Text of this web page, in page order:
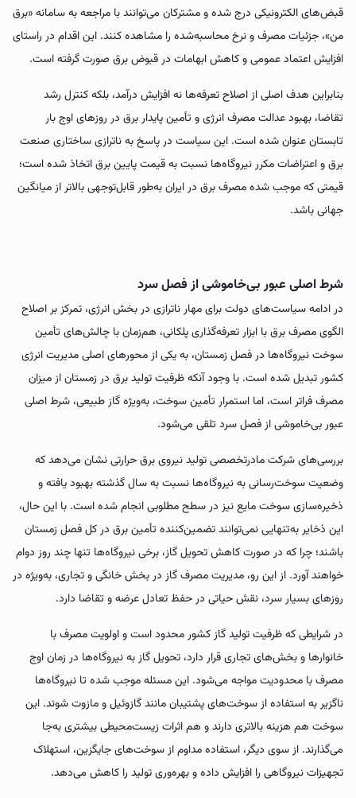
قبض‌های الکترونیکی درج شده و مشترکان می‌توانند با مراجعه به سامانه «برق
من»، جزئیات مصرف و نرخ محاسبه‌شده را مشاهده کنند. این اقدام در راستای
افزایش اعتماد عمومی و کاهش ابهامات در قبوض برق صورت گرفته است.
بنابراین هدف اصلی از اصلاح تعرفه‌ها نه افزایش درآمد، بلکه کنترل رشد
تقاضا، بهبود عدالت مصرف انرژی و تأمین پایدار برق در روزهای اوج بار
تابستان عنوان شده است. این سیاست در پاسخ به ناترازی ساختاری صنعت
برق و اعتراضات مکرر نیروگاه‌ها نسبت به قیمت پایین برق اتخاذ شده است؛
قیمتی که موجب شده مصرف برق در ایران به‌طور قابل‌توجهی بالاتر از میانگین
جهانی باشد.
شرط اصلی عبور بی‌خاموشی از فصل سرد
در ادامه سیاست‌های دولت برای مهار ناترازی در بخش انرژی، تمرکز بر اصلاح
الگوی مصرف برق با ابزار تعرفه‌گذاری پلکانی، هم‌زمان با چالش‌های تأمین
سوخت نیروگاه‌ها در فصل زمستان، به یکی از محورهای اصلی مدیریت انرژی
کشور تبدیل شده است. با وجود آنکه ظرفیت تولید برق در زمستان از میزان
مصرف فراتر است، اما استمرار تأمین سوخت، به‌ویژه گاز طبیعی، شرط اصلی
عبور بی‌خاموشی از فصل سرد تلقی می‌شود.
بررسی‌های شرکت مادرتخصصی تولید نیروی برق حرارتی نشان می‌دهد که
وضعیت سوخت‌رسانی به نیروگاه‌ها نسبت به سال گذشته بهبود یافته و
ذخیره‌سازی سوخت مایع نیز در سطح مطلوبی انجام شده است. با این حال،
این ذخایر به‌تنهایی نمی‌توانند تضمین‌کننده تأمین برق در کل فصل زمستان
باشند؛ چرا که در صورت کاهش تحویل گاز، برخی نیروگاه‌ها تنها چند روز دوام
خواهند آورد. از این رو، مدیریت مصرف گاز در بخش خانگی و تجاری، به‌ویژه در
روزهای بسیار سرد، نقش حیاتی در حفظ تعادل عرضه و تقاضا دارد.
در شرایطی که ظرفیت تولید گاز کشور محدود است و اولویت مصرف با
خانوارها و بخش‌های تجاری قرار دارد، تحویل گاز به نیروگاه‌ها در زمان اوج
مصرف با محدودیت مواجه می‌شود. این مسئله موجب شده تا نیروگاه‌ها
ناگزیر به استفاده از سوخت‌های پشتیبان مانند گازوئیل و مازوت شوند. این
سوخت هم هزینه بالاتری دارند و هم اثرات زیست‌محیطی بیشتری به‌جا
می‌گذارند. از سوی دیگر، استفاده مداوم از سوخت‌های جایگزین، استهلاک
تجهیزات نیروگاهی را افزایش داده و بهره‌وری تولید را کاهش می‌دهد.